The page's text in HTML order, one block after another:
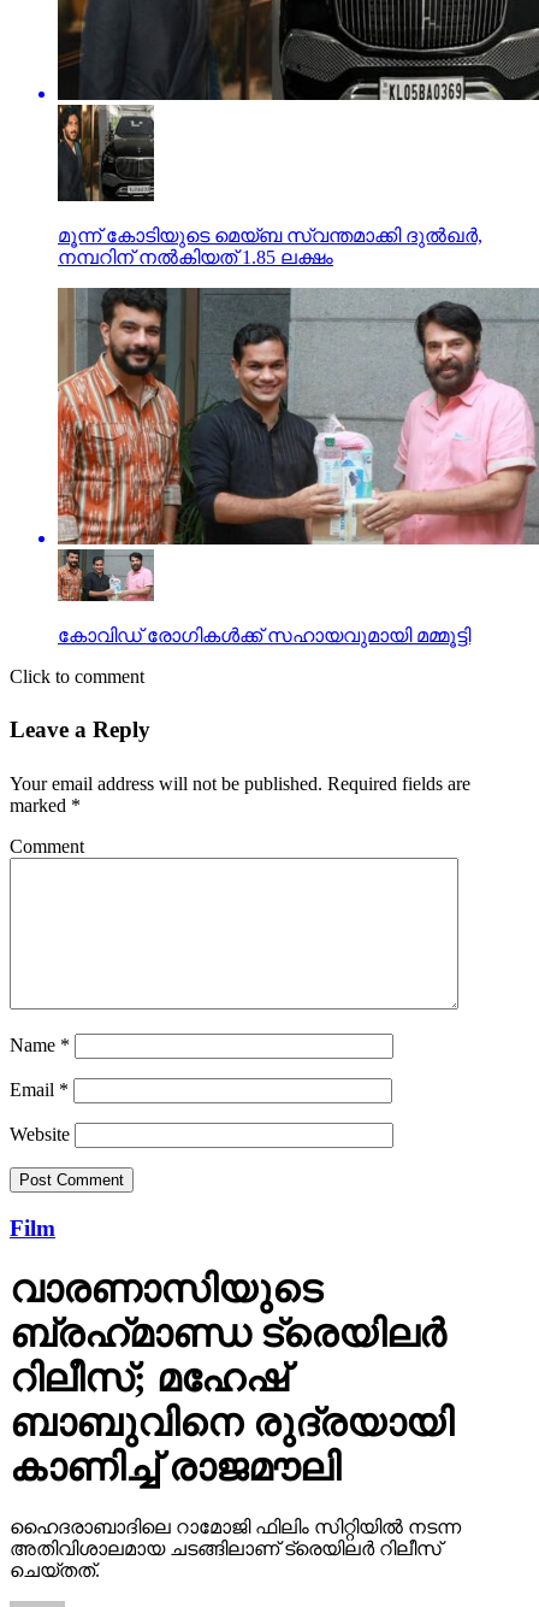
മൂന്ന് കോടിയുടെ മെയ്ബ സ്വന്തമാക്കി ദുല്‍ഖര്‍,
നമ്പറിന് നല്‍കിയത് 1.85 ലക്ഷം
കോവിഡ് രോഗികള്‍ക്ക് സഹായവുമായി മമ്മൂട്ടി
Click to comment
Leave a Reply
Your email address will not be published. Required fields are
marked *
Comment
Name *
Email *
Website
Film
വാരണാസിയുടെ
ബ്രഹ്‌മാണ്ഡ ട്രെയിലര്‍
റിലീസ്; മഹേഷ്
ബാബുവിനെ രുദ്രയായി
കാണിച്ച് രാജമൗലി
ഹൈദരാബാദിലെ റാമോജി ഫിലിം സിറ്റിയില്‍ നടന്ന
അതിവിശാലമായ ചടങ്ങിലാണ് ട്രെയിലര്‍ റിലീസ്
ചെയ്തത്.